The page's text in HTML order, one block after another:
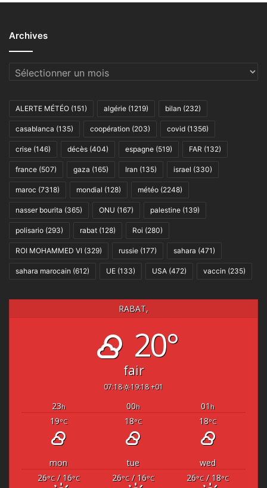
Archives
Archives
ALERTE MÉTÉO (151) algérie (1219) bilan (232)
casablanca (135) coopération (203) covid (1356)
crise (146) décès (404) espagne (519) FAR (132)
france (507) gaza (165) Iran (135) israel (330)
maroc (7318) mondial (128) météo (2248)
nasser bourita (365) ONU (167) palestine (139)
polisario (293) rabat (128) Roi (280)
ROI MOHAMMED VI (329) russie (177) sahara (471)
sahara marocain (612) UE (133) USA (472) vaccin (235)
RABAT,
20°
fair
07:18 19:18 +01
23h 00h 01 h
19°C 18°C 18°C
mon tue
wed
26°C/ 16°C 26°C/ 16°C 26°C/ 18°C